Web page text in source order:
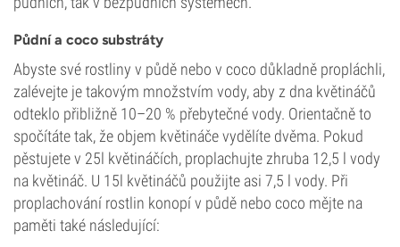
Půdní a coco substráty
Abyste své rostliny v půdě nebo v coco důkladně propláchli,
zalévejte je takovým množstvím vody, aby z dna květináčů
odteklo přibližně 10–20 % přebytečné vody. Orientačně to
spočítáte tak, že objem květináče vydělíte dvěma. Pokud
pěstujete v 25l květináčích, proplachujte zhruba 12,5 l vody
na květináč. U 15l květináčů použijte asi 7,5 l vody. Při
proplachování rostlin konopí v půdě nebo coco mějte na
paměti také následující: